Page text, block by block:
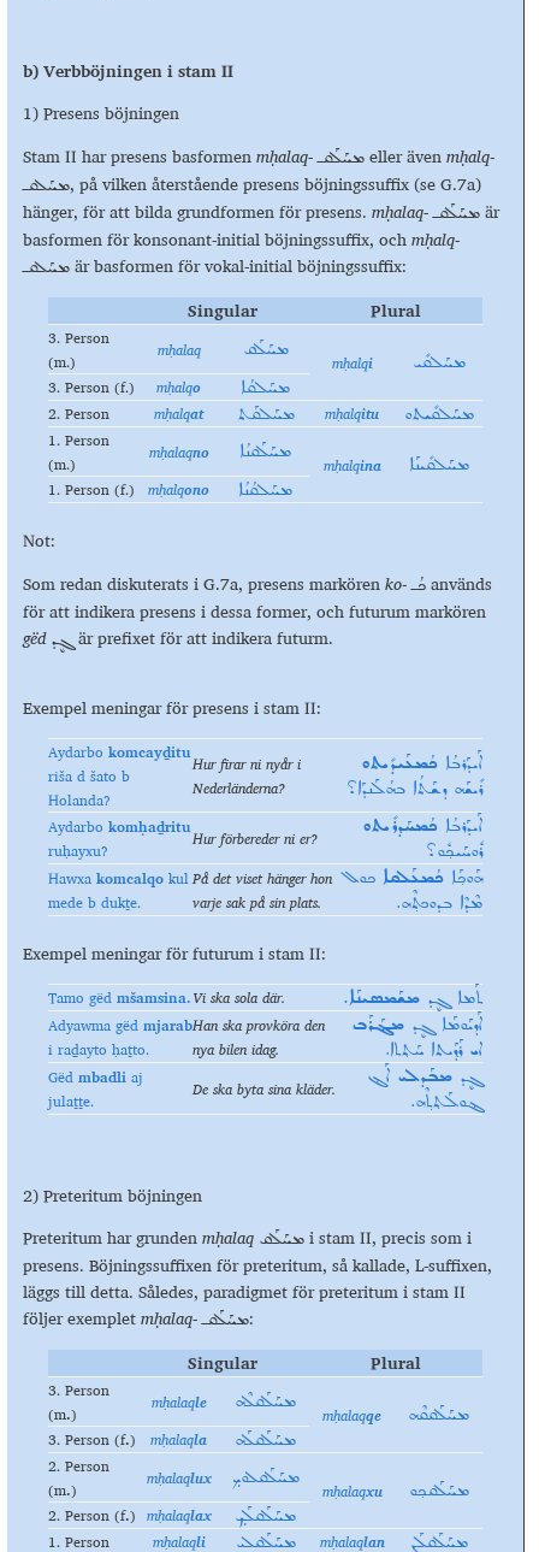
b) Verbböjningen i stam II
1) Presens böjningen
Stam II har presens basformenmḥalaq- ܡܚܰܠܰܩـ eller ävenmḥalq-
ܡܚܰܠܩـ, på vilken återstående presens böjningssuffix (se G.7a)
hänger, för att bilda grundformen för presens.mḥalaq- ܡܚܰܠܰܩـ är
basformen för konsonant-initial böjningssuffix, ochmḥalq-
ܡܚܰܠܩـ är basformen för vokal-initial böjningssuffix:
Singular Plural
3. Person
(m.)
mḥalaq ܡܚܰܠܰܩ mḥalqi ܡܚܰܠܩܺܝ
3. Person (f.) mḥalqo ܡܚܰܠܩܳܐ
2. Person mḥalqat ܡܚܰܠܩܰܬ mḥalqitu ܡܚܰܠܩܺܝܬܘ
1. Person
(m.)
mḥalaqno ܡܚܰܠܰܩܢܳܐ mḥalqina ܡܚܰܠܩܺܝܢܰܐ
1. Person (f.) mḥalqono ܡܚܰܠܩܳܢܳܐ
Not:
Som redan diskuterats i G.7a, presens markörenko-ܟܳـ används
för att indikera presens i dessa former, och futurum markören
gёd ܓܷܕ är prefixet för att indikera futurm.
Exempel meningar för presens i stam II:
Aydarbo komcayḏitu
riša d šato b
Holanda?
Hur firar ni nyår i
Nederländerna?
ܐܰܝܕܰܪܒܳܐܟܳܡܥܰܝܕܺܝܬܘ
ܪܺܝܫܰܗ ܕܫܰܬܳܐ ܒܗܳܠܰܢܕܰܐ؟
Aydarbo komḥaḏritu
ruḥayxu?
Hur förbereder ni er? ܐܰܝܕܰܪܒܳܐܟܳܡܚܰܕ݂ܪܺܝܬܘ
ܪܽܘܚܰܝܟ݂ܽܘ؟
Hawxakomcalqokul
mede b dukṯe.
På det viset hänger hon
varje sak på sin plats.
ܗܰܘܟ݂ܰܐܟܳܡܥܰܠܩܐ ܟܘܠ
ܡܶܕܶܐ ܒܕܘܟܬ݂ܶܗ.
Exempel meningar för futurum i stam II:
Tamo gёdmšamsina.Vi ska sola där. ܬܰܡܐ ܓܷܕܡܫܰܡܣܝܢܰܐ.
Adyawma gёdmjarab
i raḏayto ḥaṯto.
Han ska provköra den
nya bilen idag.
ܐܰܕܝܰܘܡܰܐ ܓܷܕܡܔܰܪܰܒ
ܐܝ ܪܰܕ݂ܰܝܬܐ ܚܰܬ݂ܬܐ.
Gёdmbadliaj
julaṯṯe.
De ska byta sina kläder. ܓܷܕܡܒܰܕܠܝ ܐܰܔ
ܔܘܠܰܬ݂ܬ݂ܶܗ.
2) Preteritum böjningen
Preteritum har grundenmḥalaq ܡܚܰܠܰܩ i stam II, precis som i
presens. Böjningssuffixen för preteritum, så kallade, L-suffixen,
läggs till detta. Således, paradigmet för preteritum i stam II
följer exempletmḥalaq- ܡܚܰܠܰܩـ:
Singular Plural
3. Person
(m.) mḥalaqle ܡܚܰܠܰܩܠܶܗ mḥalaqqe ܡܚܰܠܰܩܩܶܗ
3. Person (f.) mḥalaqla ܡܚܰܠܰܩܠܰܗ
2. Person
(m.) mḥalaqlux ܡܚܰܠܰܩܠܘܟܼ mḥalaqxu ܡܚܰܠܰܩܟ݂ܘ
2. Person (f.) mḥalaqlax ܡܚܰܠܰܩܠܰܟܼ
1. Person mḥalaqli ܡܚܰܠܰܩܠܝ mḥalaqlan ܡܚܰܠܰܩܠܰܢ